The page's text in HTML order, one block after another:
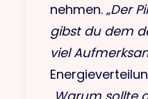
nehmen. „Der
gibst du dem
viel